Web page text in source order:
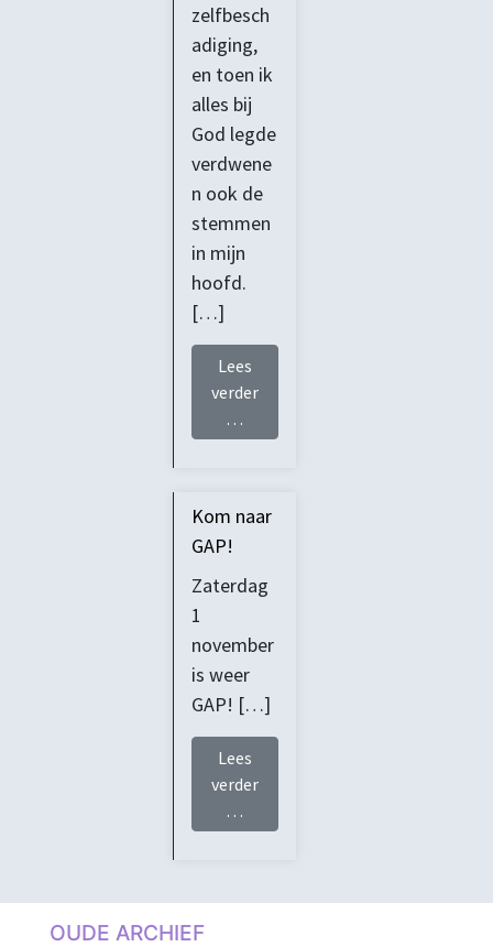
zelfbesch
adiging,
en toen ik
alles bij
God legde
verdwene
n ook de
stemmen
in mijn
hoofd.
[…]
Lees
verder
…
Kom naar
GAP!
Zaterdag
1
november
is weer
GAP! […]
Lees
verder
…
OUDE ARCHIEF